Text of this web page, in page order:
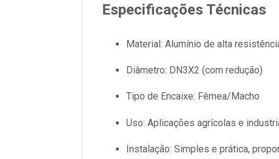
Especificações Técnicas
Material: Alumínio de alta
Diâmetro: DN3X2 (com redução)
Tipo de Encaixe: Fêmea/Macho
Uso: Aplicações agrícolas e
Instalação: Simples e prática,